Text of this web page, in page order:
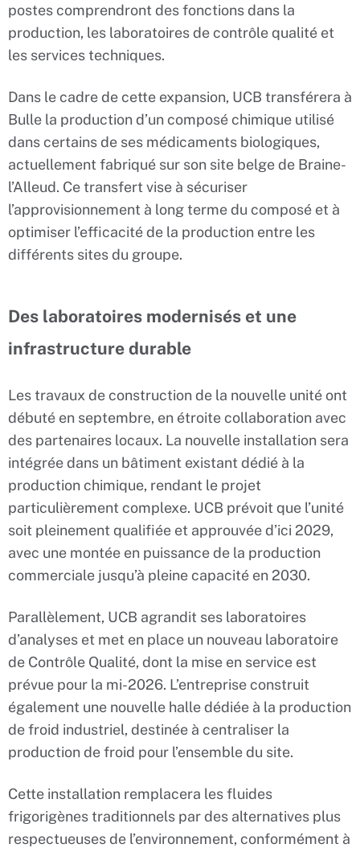
postes comprendront des fonctions dans la
production, les laboratoires de contrôle qualité et
les services techniques.
Dans le cadre de cette expansion, UCB transférera à
Bulle la production d’un composé chimique utilisé
dans certains de ses médicaments biologiques,
actuellement fabriqué sur son site belge de Braine-
l’Alleud. Ce transfert vise à sécuriser
l’approvisionnement à long terme du composé et à
optimiser l’efficacité de la production entre les
différents sites du groupe.
Des laboratoires modernisés et une
infrastructure durable
Les travaux de construction de la nouvelle unité ont
débuté en septembre, en étroite collaboration avec
des partenaires locaux. La nouvelle installation sera
intégrée dans un bâtiment existant dédié à la
production chimique, rendant le projet
particulièrement complexe. UCB prévoit que l’unité
soit pleinement qualifiée et approuvée d’ici 2029,
avec une montée en puissance de la production
commerciale jusqu’à pleine capacité en 2030.
Parallèlement, UCB agrandit ses laboratoires
d’analyses et met en place un nouveau laboratoire
de Contrôle Qualité, dont la mise en service est
prévue pour la mi-2026. L’entreprise construit
également une nouvelle halle dédiée à la production
de froid industriel, destinée à centraliser la
production de froid pour l’ensemble du site.
Cette installation remplacera les fluides
frigorigènes traditionnels par des alternatives plus
respectueuses de l’environnement, conformément à